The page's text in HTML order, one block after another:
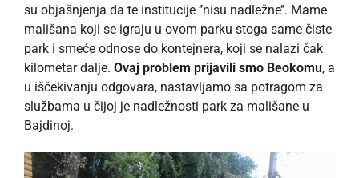
su objašnjenja da te institucije ’’nisu nadležne’’. Mame
mališana koji se igraju u ovom parku stoga same čiste
park i smeće odnose do kontejnera, koji se nalazi čak
kilometar dalje. Ovaj problem prijavili smo Beokomu, a
u iščekivanju odgovara, nastavljamo sa potragom za
službama u čijoj je nadležnosti park za mališane u
Bajdinoj.